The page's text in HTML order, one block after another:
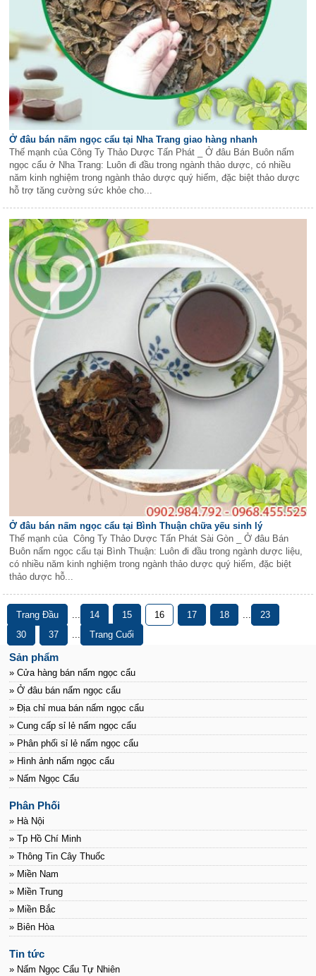
Ở đâu bán nấm ngọc cẩu tại Nha Trang giao hàng nhanh
Thế mạnh của Công Ty Thảo Dược Tấn Phát _ Ở đâu Bán Buôn nấm
ngọc cẩu ở Nha Trang: Luôn đi đầu trong ngành thảo dược, có nhiều
năm kinh nghiệm trong ngành thảo dược quý hiếm, đặc biệt thảo dược
hỗ trợ tăng cường sức khỏe cho...
Ở đâu bán nấm ngọc cẩu tại Bình Thuận chữa yếu sinh lý
Thế mạnh của Công Ty Thảo Dược Tấn Phát Sài Gòn _ Ở đâu Bán
Buôn nấm ngọc cẩu tại Bình Thuận: Luôn đi đầu trong ngành dược liệu,
có nhiều năm kinh nghiệm trong ngành thảo dược quý hiếm, đặc biệt
thảo dược hỗ...
Trang Đầu ... 14 15 16 17 18 ...
23
30
37 ... Trang Cuối
Sản phẩm
» Cửa hàng bán nấm ngọc cẩu
» Ở đâu bán nấm ngọc cẩu
» Địa chỉ mua bán nấm ngọc cẩu
» Cung cấp sỉ lẻ nấm ngọc cẩu
» Phân phối sỉ lẻ nấm ngọc cẩu
» Hình ảnh nấm ngọc cẩu
» Nấm Ngọc Cẩu
Phân Phối
» Hà Nội
» Tp Hồ Chí Minh
» Thông Tin Cây Thuốc
» Miền Nam
» Miền Trung
» Miền Bắc
» Biên Hòa
Tin tức
» Nấm Ngọc Cẩu Tự Nhiên